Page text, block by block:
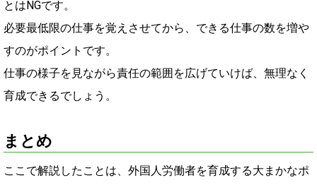
とはNGです。
必要最低限の仕事を覚えさせてから、できる仕事の数を増や
すのがポイントです。
仕事の様子を見ながら責任の範囲を広げていけば、無理なく
育成できるでしょう。
まとめ
ここで解説したことは、外国人労働者を育成する大まかなポ